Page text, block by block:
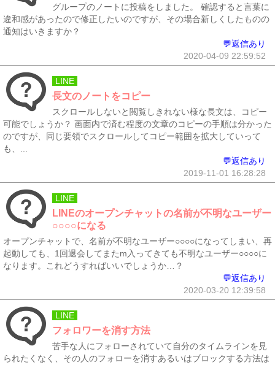
グループのノートに投稿をしました。 確認すると言葉に
違和感があったので修正したいのですが、その場合新しくしたものの
通知はいきますか？
💬返信あり
2020-04-09 22:59:52
LINE
長文のノートをコピー
スクロールしないと閲覧しきれない様な長文は、コピー
可能でしょうか？ 画面内で済む程度の文章のコピーの手順は分かった
のですが、同じ要領でスクロールしてコピー範囲を拡大していって
も、...
💬返信あり
2019-11-01 16:28:28
LINE
LINEのオープンチャットの名前が不明なユーザー
○○○○になる
オープンチャットで、名前が不明なユーザー○○○○になってしまい、再
起動しても、1回退会してまたm入ってきても不明なユーザー○○○○に
なります。これどうすればいいでしょうか…？
💬返信あり
2020-03-20 12:39:58
LINE
フォロワーを消す方法
苦手な人にフォローされていて自分のタイムラインを見
られたくなく、その人のフォローを消すあるいはブロックする方法は